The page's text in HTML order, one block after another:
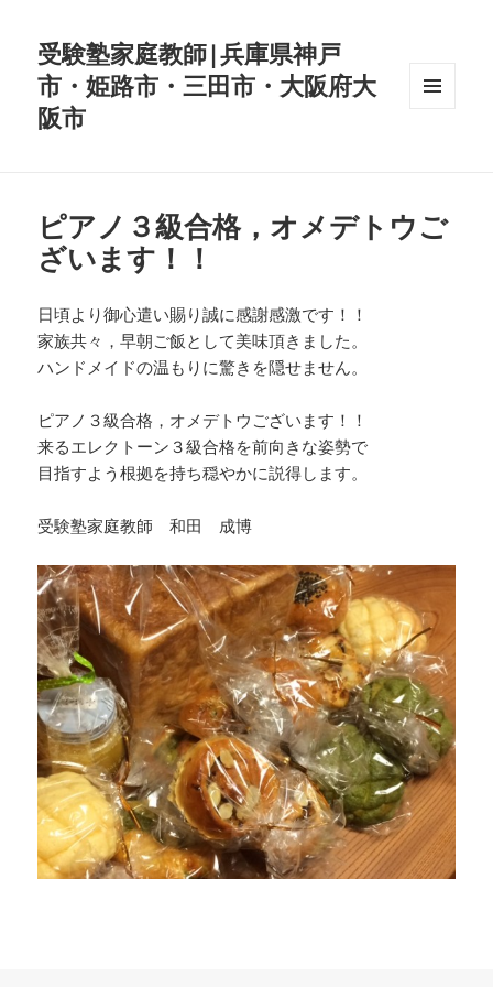
受験塾家庭教師|兵庫県神戸
市・姫路市・三田市・大阪府大
阪市
ピアノ３級合格，オメデトウご
ざいます！！
日頃より御心遣い賜り誠に感謝感激です！！
家族共々，早朝ご飯として美味頂きました。
ハンドメイドの温もりに驚きを隠せません。
ピアノ３級合格，オメデトウございます！！
来るエレクトーン３級合格を前向きな姿勢で
目指すよう根拠を持ち穏やかに説得します。
受験塾家庭教師 和田 成博